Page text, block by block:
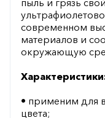
современном
материалов и
окружающую
• применим для
цвета;